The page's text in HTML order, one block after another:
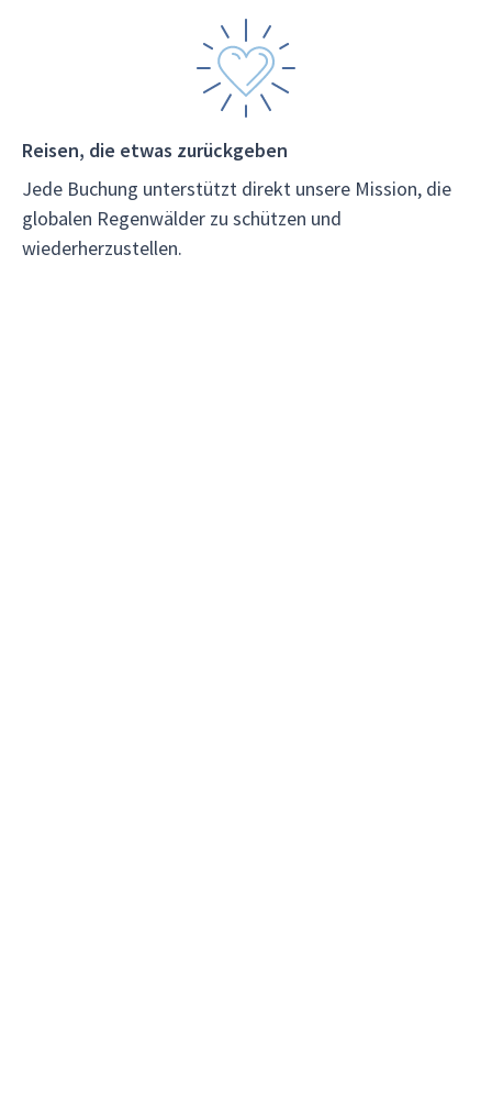
Reisen, die etwas zurückgeben
Jede Buchung unterstützt direkt unsere Mission, die
globalen Regenwälder zu schützen und
wiederherzustellen.